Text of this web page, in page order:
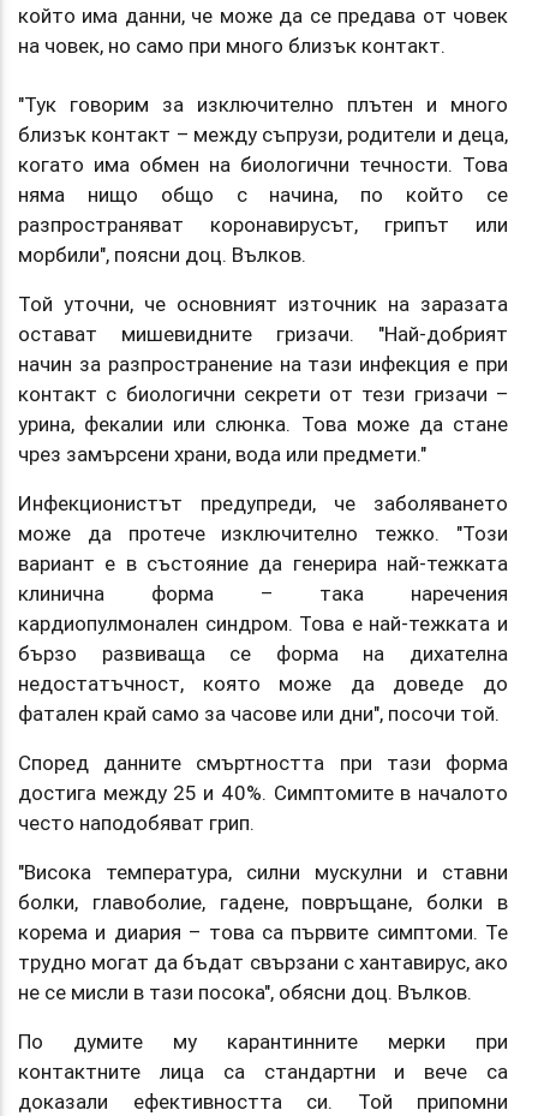
който има данни, че може да се предава от човек
на човек, но само при много близък контакт.
"Тук говорим за изключително плътен и много
близък контакт – между съпрузи, родители и деца,
когато има обмен на биологични течности. Това
няма нищо общо с начина, по който се
разпространяват коронавирусът, грипът или
морбили", поясни доц. Вълков.
Той уточни, че основният източник на заразата
остават мишевидните гризачи. "Най-добрият
начин за разпространение на тази инфекция е при
контакт с биологични секрети от тези гризачи –
урина, фекалии или слюнка. Това може да стане
чрез замърсени храни, вода или предмети."
Инфекционистът предупреди, че заболяването
може да протече изключително тежко. "Този
вариант е в състояние да генерира най-тежката
клинична форма – така наречения
кардиопулмонален синдром. Това е най-тежката и
бързо развиваща се форма на дихателна
недостатъчност, която може да доведе до
фатален край само за часове или дни", посочи той.
Според данните смъртността при тази форма
достига между 25 и 40%. Симптомите в началото
често наподобяват грип.
"Висока температура, силни мускулни и ставни
болки, главоболие, гадене, повръщане, болки в
корема и диария – това са първите симптоми. Те
трудно могат да бъдат свързани с хантавирус, ако
не се мисли в тази посока", обясни доц. Вълков.
По думите му карантинните мерки при
контактните лица са стандартни и вече са
доказали ефективността си. Той припомни